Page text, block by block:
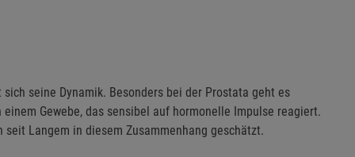
seine Dynamik. Besonders bei der Prostata geht es
Gewebe, das sensibel auf hormonelle Impulse reagiert.
Langem in diesem Zusammenhang geschätzt.